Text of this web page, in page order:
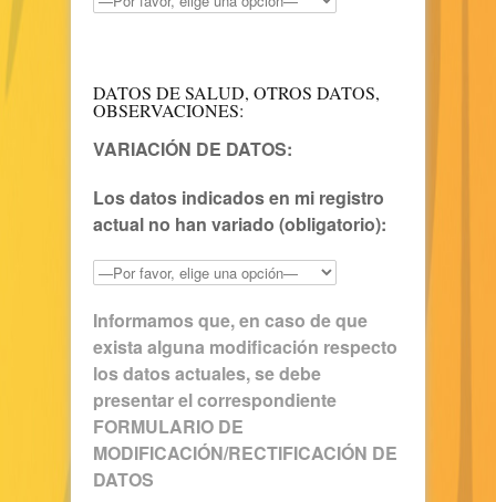
DATOS DE SALUD, OTROS DATOS,
OBSERVACIONES:
VARIACIÓN DE DATOS:
Los datos indicados en mi registro
actual no han variado (obligatorio):
Informamos que, en caso de que
exista alguna modificación respecto
los datos actuales, se debe
presentar el correspondiente
FORMULARIO DE
MODIFICACIÓN/RECTIFICACIÓN DE
DATOS